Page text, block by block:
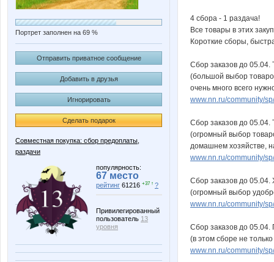
Портрет заполнен на 69 %
Отправить приватное сообщение
Добавить в друзья
Игнорировать
Сделать подарок
Совместная покупка: сбор предоплаты,
раздачи
популярность:
67 место
рейтинг 61216 +37 ↑ ?
Привилегированный
пользователь 13
уровня
4 сбора - 1 раздача!
Все товары в этих
Короткие сборы,
Сбор заказов до 05.04.
(большой выбор
очень много всего
www.nn.ru/community/
Сбор заказов до
(огромный выбор
домашнем хозяйстве,
www.nn.ru/community/
Сбор заказов до
(огромный выбор
www.nn.ru/community/
Сбор заказов до 05.04.
(в этом сборе не
www.nn.ru/community/